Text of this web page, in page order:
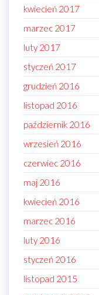
kwiecień 2017
marzec 2017
luty 2017
styczeń 2017
grudzień 2016
listopad 2016
październik 2016
wrzesień 2016
czerwiec 2016
maj 2016
kwiecień 2016
marzec 2016
luty 2016
styczeń 2016
listopad 2015